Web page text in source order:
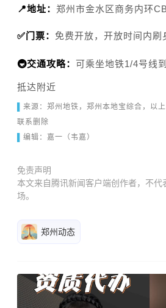
📍地址： 郑州市金水区商务内环
✅门票： 免费开放，开放时间内刷
🚇交通攻略： 可乘坐地铁1/4号线
抵达附近
来源：郑州地铁， 郑州本地宝综合 ，以
联系删除
编辑：嘉一（韦嘉）
免责声明
本文来自腾讯新闻客户端创作者，不代
场。
郑州动态